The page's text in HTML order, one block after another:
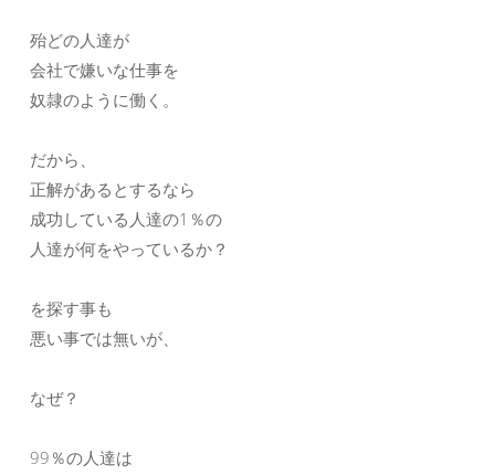
殆どの人達が
会社で嫌いな仕事を
奴隷のように働く。
だから、
正解があるとするなら
成功している人達の1％の
人達が何をやっているか？
を探す事も
悪い事では無いが、
なぜ？
99％の人達は